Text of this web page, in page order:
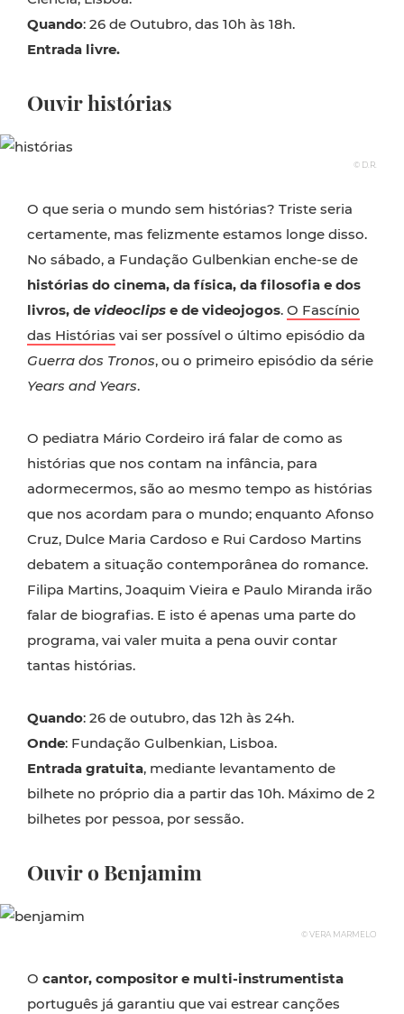
Quando: 26 de Outubro, das 10h às 18h.
Entrada livre.
Ouvir histórias
© D.R.
O que seria o mundo sem histórias? Triste seria
certamente, mas felizmente estamos longe disso.
No sábado, a Fundação Gulbenkian enche-se de
histórias do cinema, da física, da filosofia e dos
livros, de videoclips e de videojogos. O Fascínio
das Histórias vai ser possível o último episódio da
Guerra dos Tronos, ou o primeiro episódio da série
Years and Years.
O pediatra Mário Cordeiro irá falar de como as
histórias que nos contam na infância, para
adormecermos, são ao mesmo tempo as histórias
que nos acordam para o mundo; enquanto Afonso
Cruz, Dulce Maria Cardoso e Rui Cardoso Martins
debatem a situação contemporânea do romance.
Filipa Martins, Joaquim Vieira e Paulo Miranda irão
falar de biografias. E isto é apenas uma parte do
programa, vai valer muita a pena ouvir contar
tantas histórias.
Quando: 26 de outubro, das 12h às 24h.
Onde: Fundação Gulbenkian, Lisboa.
Entrada gratuita, mediante levantamento de
bilhete no próprio dia a partir das 10h. Máximo de 2
bilhetes por pessoa, por sessão.
Ouvir o Benjamim
© VERA MARMELO
O cantor, compositor e multi-instrumentista
português já garantiu que vai estrear canções